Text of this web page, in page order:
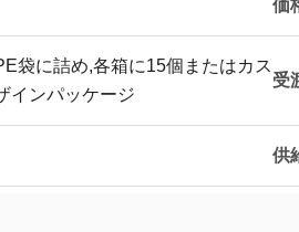
価
袋に詰め,各箱に15個またはカス
インパッケージ
受
供